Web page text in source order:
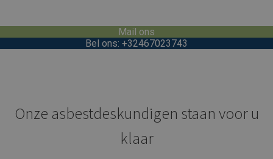
Mail ons
Bel ons: +32467023743
Onze asbestdeskundigen staan voor u
klaar